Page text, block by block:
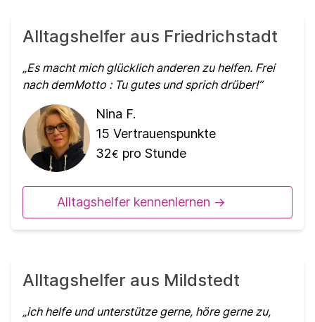
Alltagshelfer aus Friedrichstadt
Es macht mich glücklich anderen zu helfen. Frei
nach demMotto : Tu gutes und sprich drüber!
Nina F.
15 Vertrauenspunkte
32€ pro Stunde
Alltagshelfer kennenlernen ->
Alltagshelfer aus Mildstedt
ich helfe und unterstütze gerne, höre gerne zu,